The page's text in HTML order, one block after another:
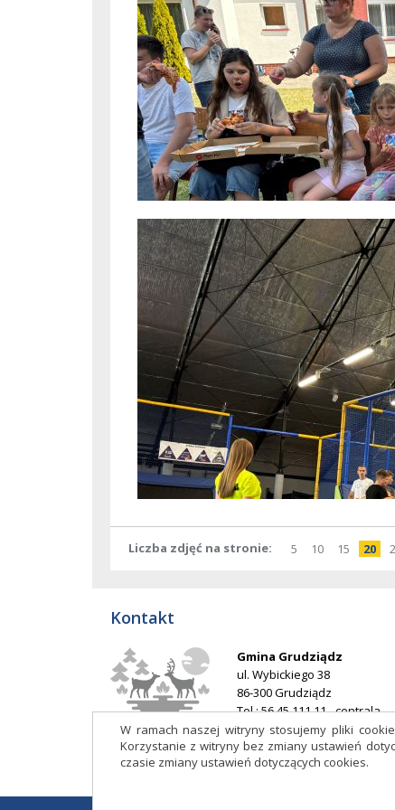
W ramach naszej witryny stosujemy pliki
Korzystanie z witryny bez zmiany ustawień
czasie zmiany ustawień dotyczących cookies.
Liczba zdjęć na stronie pokaż
5 elementów
pokaż
10 elementów
pokaż
15
na
20
na
Kontakt
Gmina Grudziądz
ul. Wybickiego 38
86-300 Grudziądz
Tel.: 56 45 111 11 - centrala
E-mail:
Adres do e-Doręczeń: AE:PL-
53014-76188-HDIJB-32